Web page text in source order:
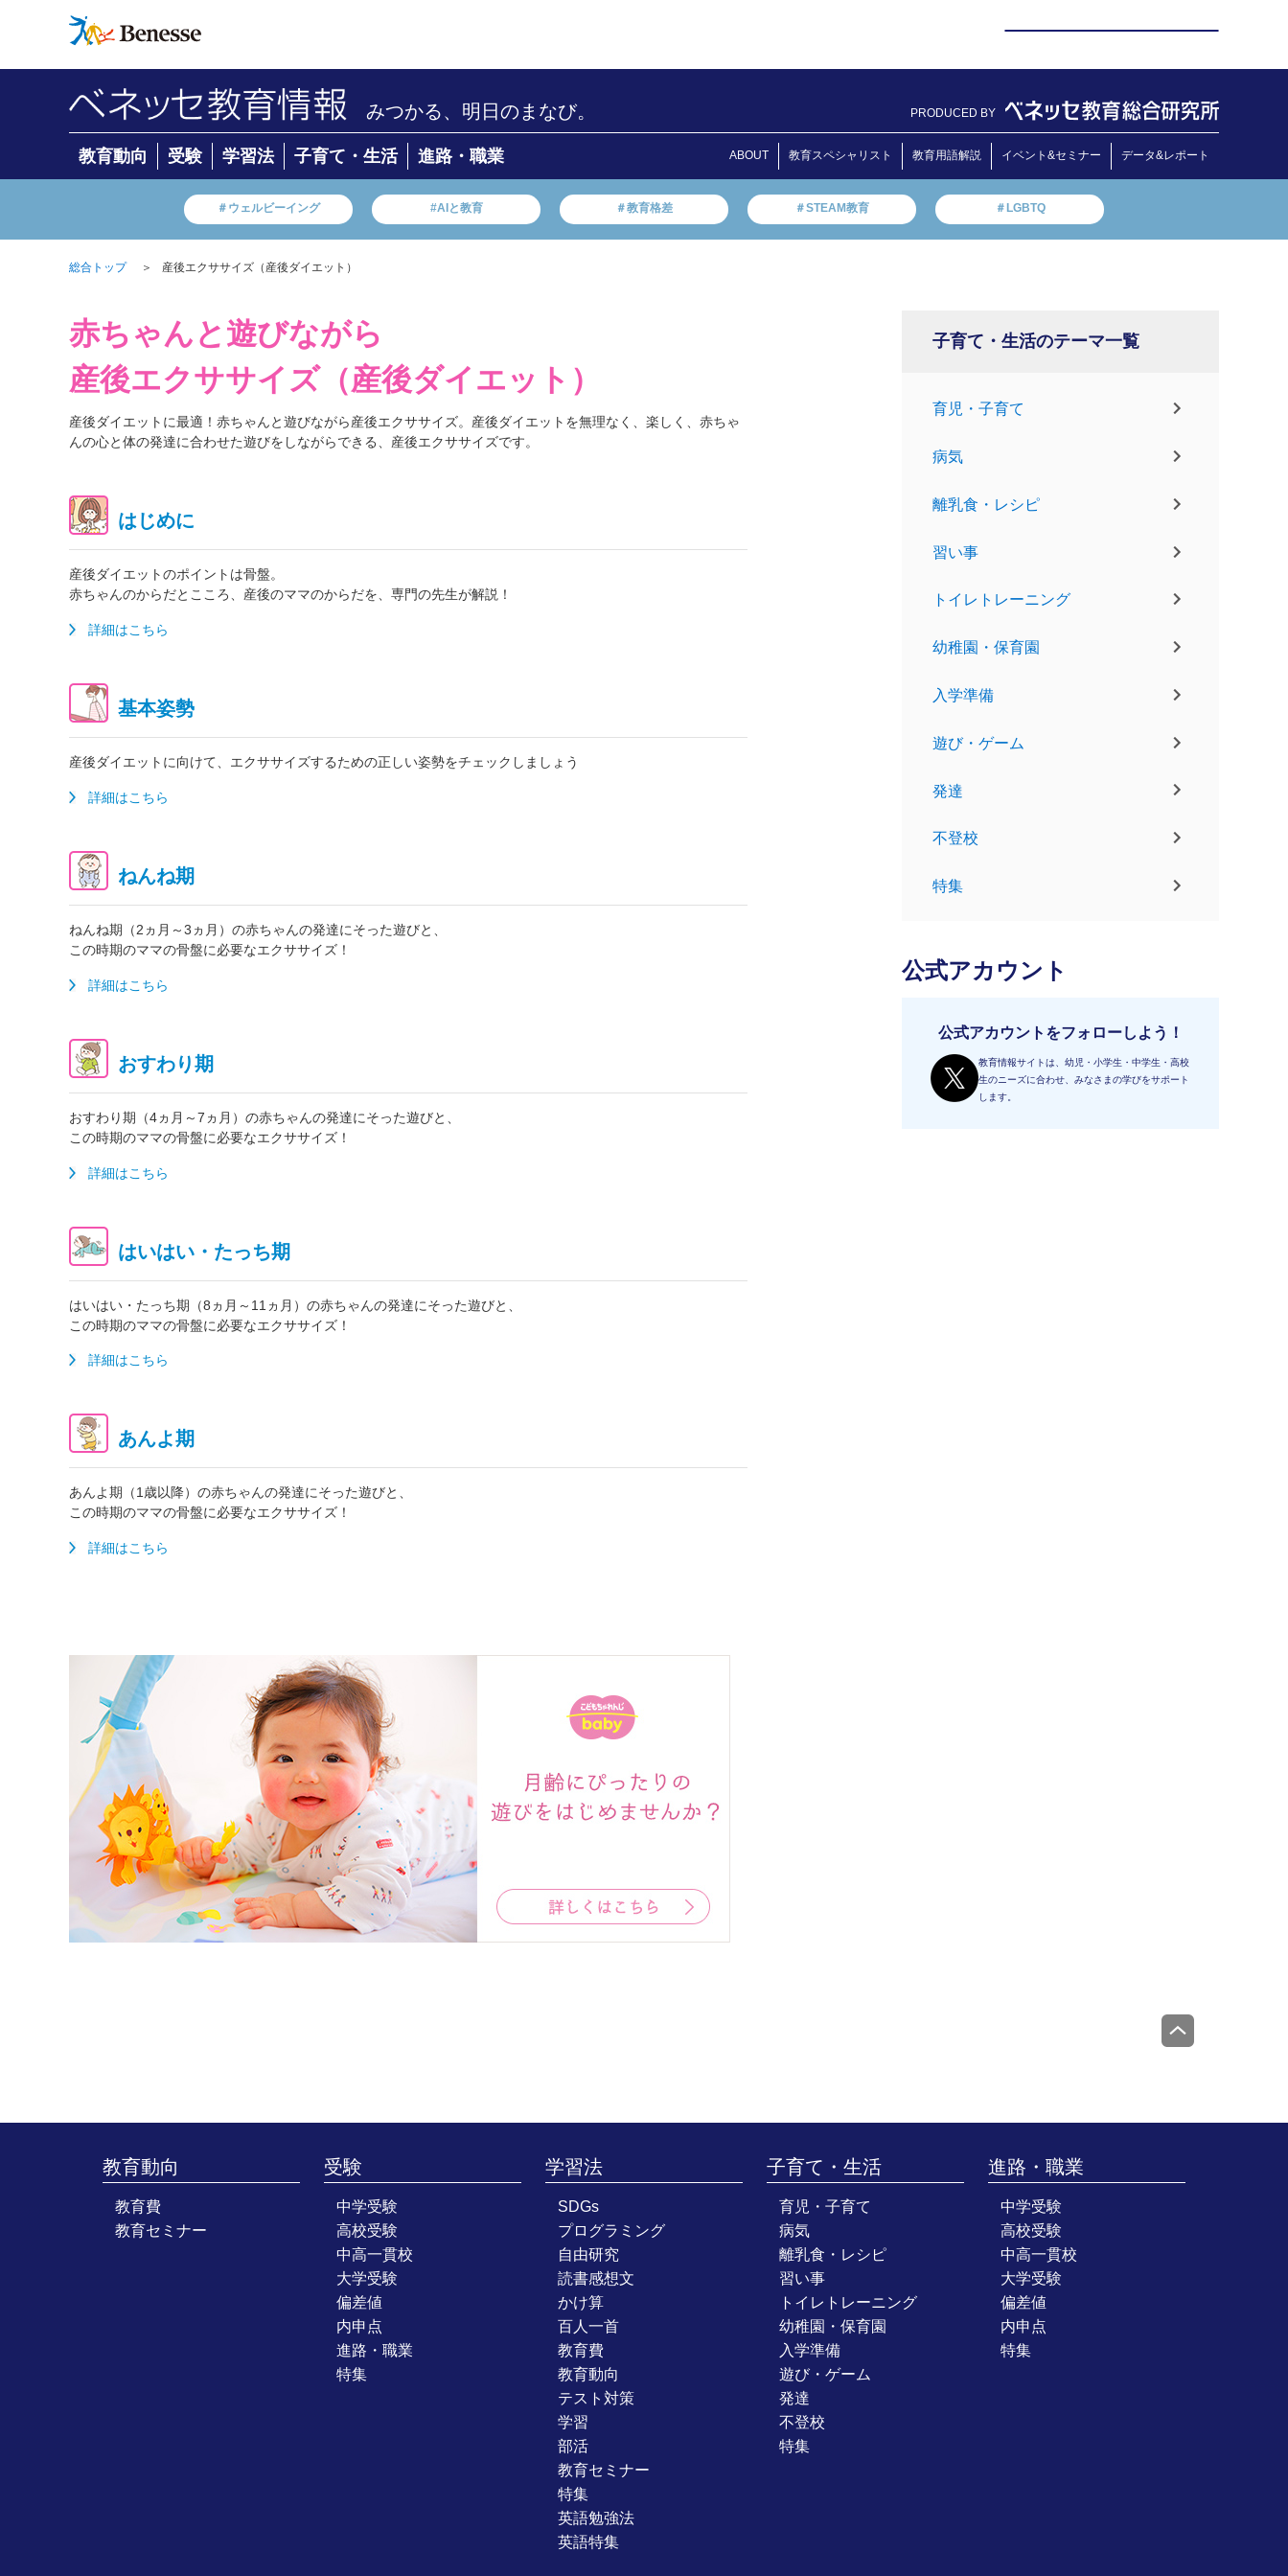
みつかる、明日のまなび。 PRODUCED BY
教育動向 受験 学習法 子育て・生活 進路・職業 ABOUT 教育スペシャリスト 教育用語解説 イベント&セミナー データ&レポート
＃ウェルビーイング #AIと教育 ＃教育格差 ＃STEAM教育 ＃LGBTQ
総合トップ ＞ 産後エクササイズ（産後ダイエット）
赤ちゃんと遊びながら
産後エクササイズ（産後ダイエット）
産後ダイエットに最適！赤ちゃんと遊びながら産後エクササイズ。産後ダイエットを無理なく、楽しく、赤ちゃ
んの心と体の発達に合わせた遊びをしながらできる、産後エクササイズです。
はじめに
産後ダイエットのポイントは骨盤。
赤ちゃんのからだとこころ、産後のママのからだを、専門の先生が解説！
詳細はこちら
基本姿勢
産後ダイエットに向けて、エクササイズするための正しい姿勢をチェックしましょう
詳細はこちら
ねんね期
ねんね期（2ヵ月～3ヵ月）の赤ちゃんの発達にそった遊びと、
この時期のママの骨盤に必要なエクササイズ！
詳細はこちら
おすわり期
おすわり期（4ヵ月～7ヵ月）の赤ちゃんの発達にそった遊びと、
この時期のママの骨盤に必要なエクササイズ！
詳細はこちら
はいはい・たっち期
はいはい・たっち期（8ヵ月～11ヵ月）の赤ちゃんの発達にそった遊びと、
この時期のママの骨盤に必要なエクササイズ！
詳細はこちら
あんよ期
あんよ期（1歳以降）の赤ちゃんの発達にそった遊びと、
この時期のママの骨盤に必要なエクササイズ！
詳細はこちら
子育て・生活のテーマ一覧
育児・子育て
病気
離乳食・レシピ
習い事
トイレトレーニング
幼稚園・保育園
入学準備
遊び・ゲーム
発達
不登校
特集
公式アカウント
公式アカウントをフォローしよう！
教育情報サイトは、幼児・小学生・中学生・高校
生のニーズに合わせ、みなさまの学びをサポート
します。
教育動向
教育費
教育セミナー
受験
中学受験
高校受験
中高一貫校
大学受験
偏差値
内申点
進路・職業
特集
学習法
SDGs
プログラミング
自由研究
読書感想文
かけ算
百人一首
教育費
教育動向
テスト対策
学習
部活
教育セミナー
特集
英語勉強法
英語特集
子育て・生活
育児・子育て
病気
離乳食・レシピ
習い事
トイレトレーニング
幼稚園・保育園
入学準備
遊び・ゲーム
発達
不登校
特集
進路・職業
中学受験
高校受験
中高一貫校
大学受験
偏差値
内申点
特集